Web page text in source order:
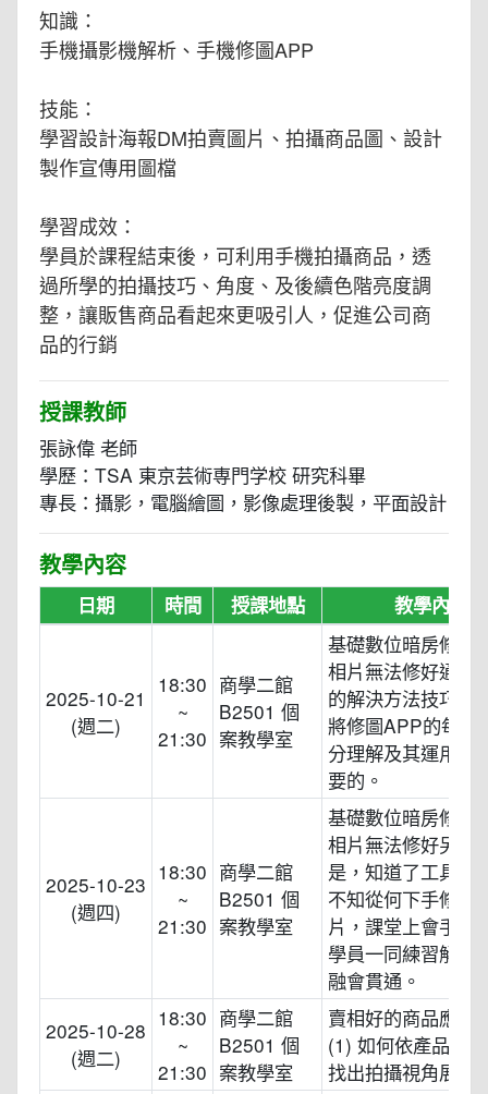
知識：
手機攝影機解析、手機修圖APP
技能：
學習設計海報DM拍賣圖片、拍攝商品圖、設計
製作宣傳用圖檔
學習成效：
學員於課程結束後，可利用手機拍攝商品，透
過所學的拍攝技巧、角度、及後續色階亮度調
整，讓販售商品看起來更吸引人，促進公司商
品的行銷
授課教師
張詠偉 老師
學歷：TSA 東京芸術専門学校 研究科畢
專長：攝影，電腦繪圖，影像處理後製，平面設計
教學內容
日期 時間 授課地點 教學內容
2025-10-21
(週二)
18:30
~
21:30
商學二館
B2501 個
案教學室
基礎數位暗房修圖
相片無法修好通常
的解決方法技巧不
將修圖APP的每個
分理解及其運用是
要的。
2025-10-23
(週四)
18:30
~
21:30
商學二館
B2501 個
案教學室
基礎數位暗房修圖
相片無法修好另一
是，知道了工具的
不知從何下手修一
片，課堂上會手把
學員一同練習解析
融會貫通。
2025-10-28
(週二)
18:30
~
21:30
商學二館
B2501 個
案教學室
賣相好的商品應該
(1) 如何依產品的
找出拍攝視角展示